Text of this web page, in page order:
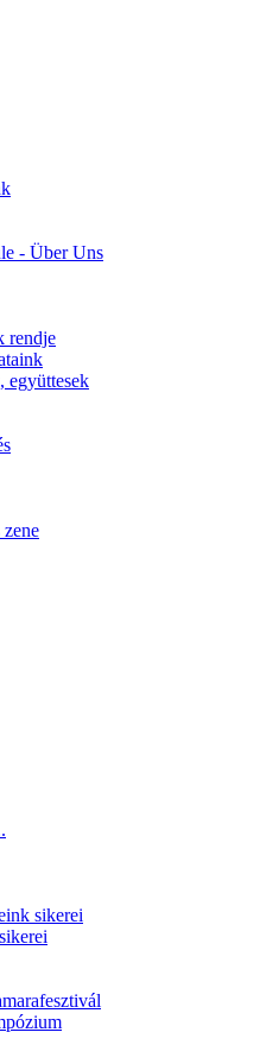
- Über Uns
rendje
együttesek
sikerei